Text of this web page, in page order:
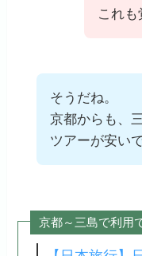
これも
そうだね。
京都からも、
ツアーが安い
京都～三島で利用